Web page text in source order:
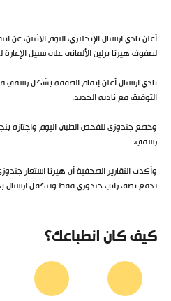
أعلن نادي ارسنال الإنجليزي، اليوم الاثنين، عن
لصفوف هيرتا برلين الألماني على سبيل
نادي ارسنال أعلن إتمام الصفقة بشكل رسمي
التوفيق مع ناديه الجديد.
وخضع جندوزي للفحص الطبي اليوم واجتازه
رسمي.
وأكدت التقارير الصحفية أن هيرتا استعار
يدفع نصف راتب جندوزي فقط ويتكفل ارسنال
كيف كان انطباعك؟